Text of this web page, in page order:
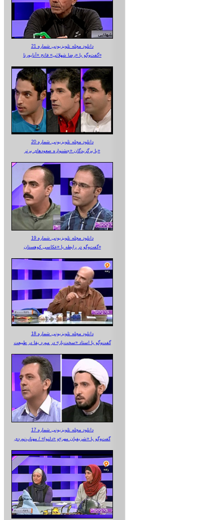
دانلود مجله تلویزیونی شماره 21
گفت‌وگو با «رضا شهلائی» فاتح «آناپورنا»
دانلود مجله تلویزیونی شماره 20
با برگزیدگان «جشنواره صعودهای برتر»
دانلود مجله تلویزیونی شماره 19
گفت‌وگو در رابطه با «عکاسی کوهستان»
دانلود مجله تلویزیونی شماره 18
گفت‌وگو با استاد «سخت‌باز» در مورد بقا در طبیعت
دانلود مجله تلویزیونی شماره 17
گفت‌وگو با «شریفیان مهر»‌و «دلنوا» / مهتاب‌نوردی